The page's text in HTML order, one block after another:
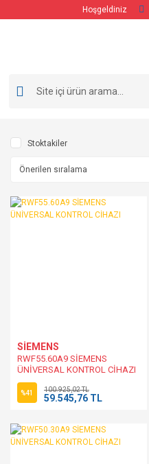
Hoşgeldiniz
Stoktakiler
SİEMENS
RWF55.60A9 SİEMENS
ÜNİVERSAL KONTROL CİHAZI
%41 100.925,02 TL
59.545,76 TL